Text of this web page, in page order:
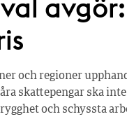
och regioner
skattepengar ska
och schyssta